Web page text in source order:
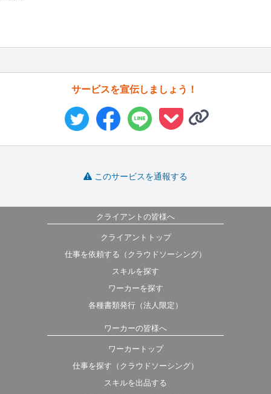
サービスを宣伝しましょう！
このサービスを通報する
クライアントの皆様へ
クライアントトップ
仕事を依頼する（クラウドソーシング）
スキルを探す
ワーカーを探す
各種書類発行（法人限定）
ワーカーの皆様へ
ワーカートップ
仕事を探す（クラウドソーシング）
スキルを出品する